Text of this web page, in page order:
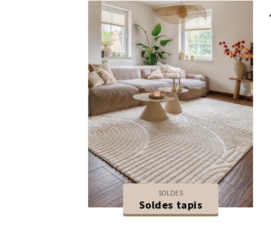
SOLDES
Soldes tapis